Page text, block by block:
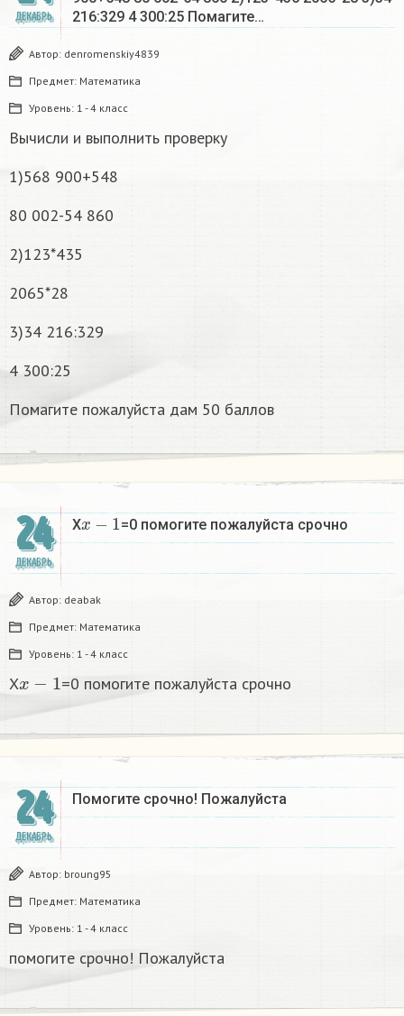
ДЕКАБРЬ
216:329 4 300:25 Помагите…
Автор: denromenskiy4839
Предмет: Математика
Уровень: 1 - 4 класс
Вычисли и выполнить проверку
1)568 900+548
80 002-54 860
2)123*435
2065*28
3)34 216:329
4 300:25
Помагите пожалуйста дам 50 баллов
24
ДЕКАБРЬ
X
x−1
=0 помогите пожалуйста срочно
Автор: deabak
Предмет: Математика
Уровень: 1 - 4 класс
X =0 помогите пожалуйста срочно
24
ДЕКАБРЬ
Помогите срочно! Пожалуйста
Автор: broung95
Предмет: Математика
Уровень: 1 - 4 класс
помогите срочно! Пожалуйста